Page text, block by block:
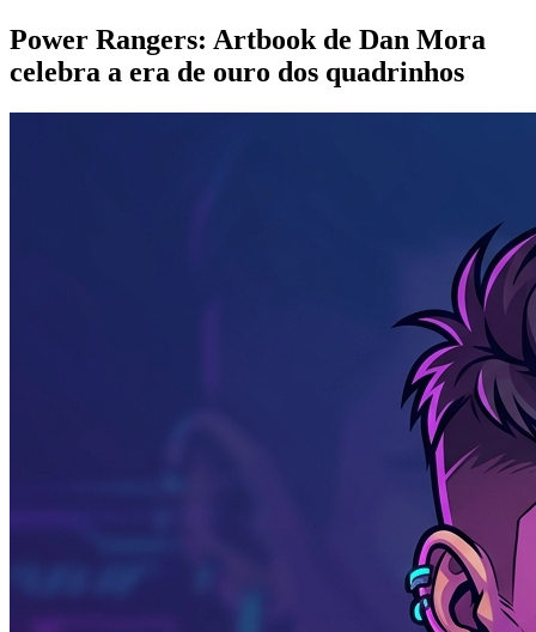
Power Rangers: Artbook de Dan Mora
celebra a era de ouro dos quadrinhos